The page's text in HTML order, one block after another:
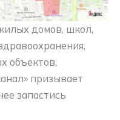
домов, школ,
объектов.
призывает
запастись